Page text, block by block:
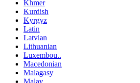
Khmer
Kurdish
Kyrgyz
Latin
Latvian
Lithuanian
Luxembou..
Macedonian
Malagasy